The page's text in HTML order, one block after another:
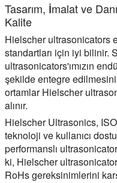
Tasarım, İmalat ve
Kalite
Hielscher ultrasonicators
standartları için iyi bilinir.
ultrasonicators'ımızın
şekilde entegre
ortamlar Hielscher
alınır.
Hielscher Ultrasonics,
teknoloji ve kullanıcı
performanslı
ki, Hielscher
RoHs gereksinimlerini